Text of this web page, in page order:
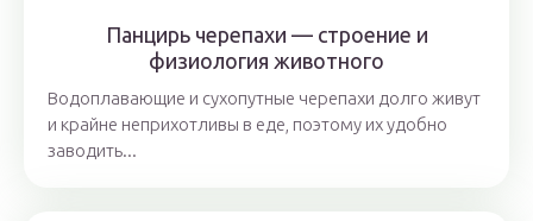
Панцирь черепахи — строение и
физиология животного
Водоплавающие и сухопутные черепахи долго живут
и крайне неприхотливы в еде, поэтому их удобно
заводить...